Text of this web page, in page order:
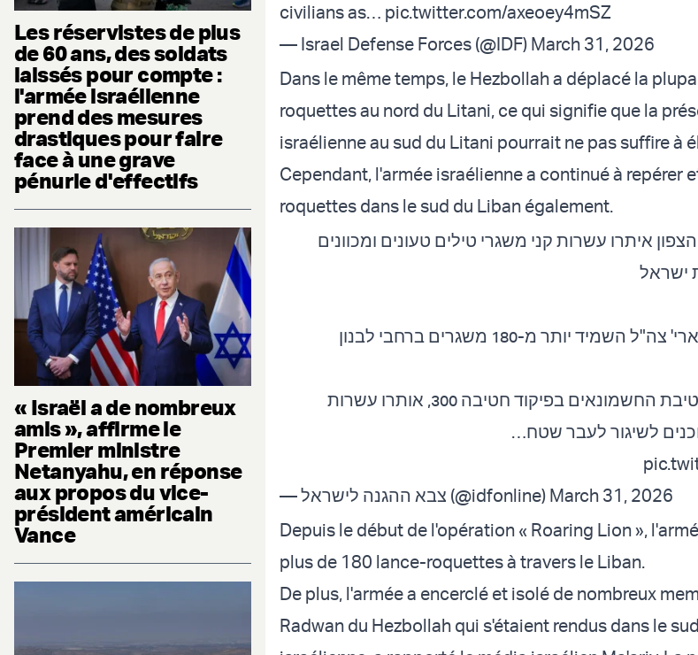
Les réservistes de plus
de 60 ans, des soldats
laissés pour compte :
l'armée israélienne
prend des mesures
drastiques pour faire
face à une grave
pénurie d'effectifs
« Israël a de nombreux
amis », affirme le
Premier ministre
Netanyahu, en réponse
aux propos du vice-
président américain
Vance
civilians as… pic.twitter.com/axeoey4mSZ
— Israel Defense Forces (@IDF) March 31, 2026
Dans le même temps, le Hezbollah a déplacé la
roquettes au nord du Litani, ce qui signifie que la
israélienne au sud du Litani pourrait ne pas suffire à
Cependant, l'armée israélienne a continué à repérer
roquettes dans le sud du Liban également.
146 בפיקוד הצפון איתרו עשרות קני משגרי טילים טעונים ומכוונים
ישראל
יותר מ-180 משגרים ברחבי לבנון
בפעילות של לוחמים מחטיבת החשמונאים בפיקוד חטיבה 300, אותרו עשרות
לשיגור לעבר שטח…
— צבא ההגנה לישראל (@idfonline) March 31, 2026
Depuis le début de l'opération « Roaring Lion »,
plus de 180 lance-roquettes à travers le Liban.
De plus, l'armée a encerclé et isolé de nombreux
Radwan du Hezbollah qui s'étaient rendus dans le